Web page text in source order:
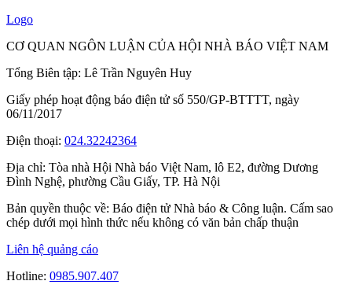
Logo
CƠ QUAN NGÔN LUẬN CỦA HỘI NHÀ BÁO VIỆT NAM
Tổng Biên tập: Lê Trần Nguyên Huy
Giấy phép hoạt động báo điện tử số 550/GP-BTTTT, ngày
06/11/2017
Điện thoại: 024.32242364
Địa chỉ: Tòa nhà Hội Nhà báo Việt Nam, lô E2, đường Dương
Đình Nghệ, phường Cầu Giấy, TP. Hà Nội
Bản quyền thuộc về: Báo điện tử Nhà báo & Công luận. Cấm sao
chép dưới mọi hình thức nếu không có văn bản chấp thuận
Liên hệ quảng cáo
Hotline: 0985.907.407